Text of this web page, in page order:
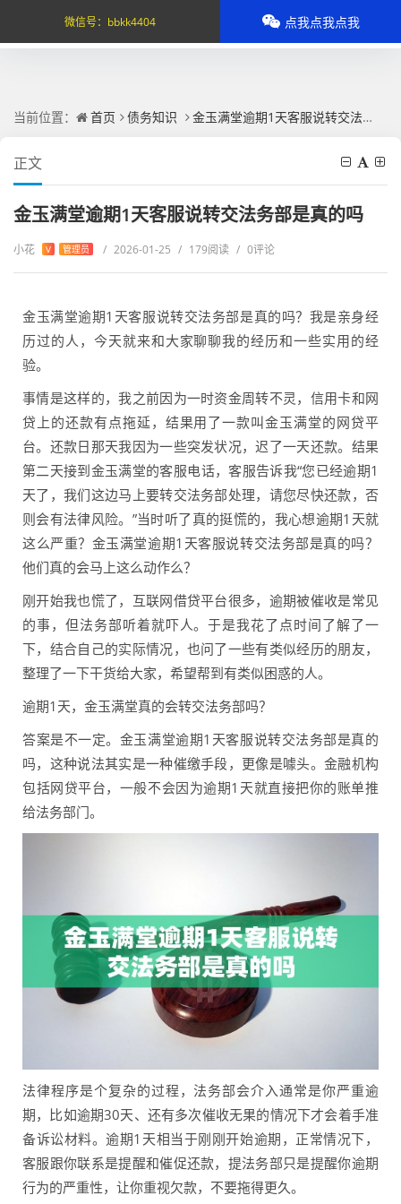
当前位置： 首页 债务知识 金玉满堂逾期1天客服说转交法务部是真的吗
正文
金玉满堂逾期1天客服说转交法务部是真的吗
小花 V 管理员 / 2026-01-25 / 179阅读 / 0评论
金玉满堂逾期1天客服说转交法务部是真的吗？我是亲身经
历过的人，今天就来和大家聊聊我的经历和一些实用的经
验。
事情是这样的，我之前因为一时资金周转不灵，信用卡和网
贷上的还款有点拖延，结果用了一款叫金玉满堂的网贷平
台。还款日那天我因为一些突发状况，迟了一天还款。结果
第二天接到金玉满堂的客服电话，客服告诉我“您已经逾期1
天了，我们这边马上要转交法务部处理，请您尽快还款，否
则会有法律风险。”当时听了真的挺慌的，我心想逾期1天就
这么严重？金玉满堂逾期1天客服说转交法务部是真的吗？
他们真的会马上这么动作么？
刚开始我也慌了，互联网借贷平台很多，逾期被催收是常见
的事，但法务部听着就吓人。于是我花了点时间了解了一
下，结合自己的实际情况，也问了一些有类似经历的朋友，
整理了一下干货给大家，希望帮到有类似困惑的人。
逾期1天，金玉满堂真的会转交法务部吗？
答案是不一定。金玉满堂逾期1天客服说转交法务部是真的
吗，这种说法其实是一种催缴手段，更像是噱头。金融机构
包括网贷平台，一般不会因为逾期1天就直接把你的账单推
给法务部门。
法律程序是个复杂的过程，法务部会介入通常是你严重逾
期，比如逾期30天、还有多次催收无果的情况下才会着手准
备诉讼材料。逾期1天相当于刚刚开始逾期，正常情况下，
客服跟你联系是提醒和催促还款，提法务部只是提醒你逾期
行为的严重性，让你重视欠款，不要拖得更久。
微信号： bbkk4404 点我点我点我